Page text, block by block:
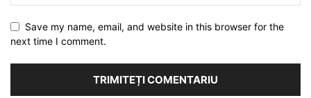
Save my name, email, and website in this browser for the
next time I comment.